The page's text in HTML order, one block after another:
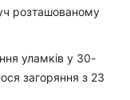
розташованому
уламків у 30-
загоряння з 23